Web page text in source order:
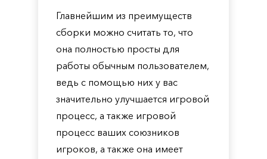
Главнейшим из преимуществ
сборки можно считать то, что
она полностью просты для
работы обычным пользователем,
ведь с помощью них у вас
значительно улучшается игровой
процесс, а также игровой
процесс ваших союзников
игроков, а также она имеет